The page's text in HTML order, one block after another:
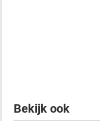
Bekijk ook